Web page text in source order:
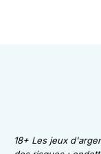
18+ Les jeux